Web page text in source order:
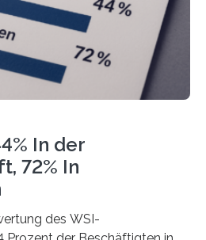
je…
In der
72% In
des WSI-